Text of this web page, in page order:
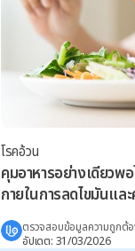
โรคอ้วน
คุมอาหารอย่างเดียวพ
กายในการลดไขมันแล
ตรวจสอบข้อมูลความถูกต้อ
อัปเดต: 31/03/2026